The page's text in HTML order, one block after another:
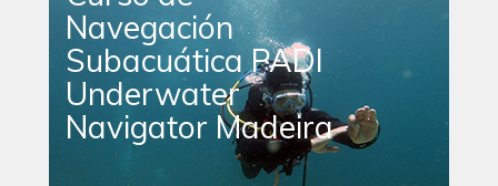
Navegación
Subacuática PADI
Underwater
Navigator Madeira